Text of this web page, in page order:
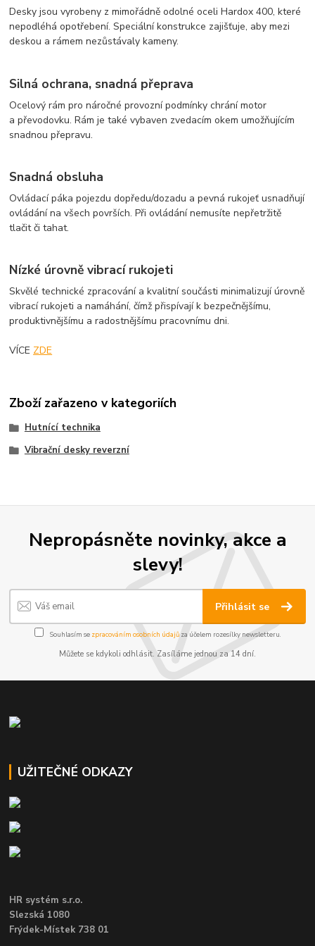
Desky jsou vyrobeny z mimořádně odolné oceli Hardox 400, které
nepodléhá opotřebení. Speciální konstrukce zajišťuje, aby mezi
deskou a rámem nezůstávaly kameny.
Silná ochrana, snadná přeprava
Ocelový rám pro náročné provozní podmínky chrání motor
a převodovku. Rám je také vybaven zvedacím okem umožňujícím
snadnou přepravu.
Snadná obsluha
Ovládací páka pojezdu dopředu/dozadu a pevná rukojeť usnadňují
ovládání na všech površích. Při ovládání nemusíte nepřetržitě
tlačit či tahat.
Nízké úrovně vibrací rukojeti
Skvělé technické zpracování a kvalitní součásti minimalizují úrovně
vibrací rukojeti a namáhání, čímž přispívají k bezpečnějšímu,
produktivnějšímu a radostnějšímu pracovnímu dni.
VÍCE ZDE
Zboží zařazeno v kategoriích
Hutnící technika
Vibrační desky reverzní
Nepropásněte novinky, akce a
slevy!
Přihlásit se
Souhlasím se zpracováním osobních údajůza účelem rozesílky newsletteru.
Můžete se kdykoli odhlásit. Zasíláme jednou za 14 dní.
UŽITEČNÉ ODKAZY
HR systém s.r.o.
Slezská 1080
Frýdek-Místek 738 01